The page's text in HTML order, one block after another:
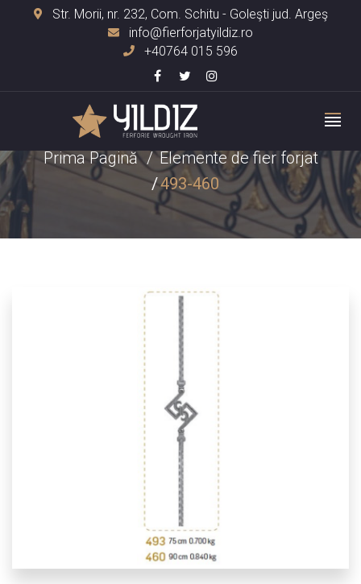
Str. Morii, nr. 232, Com. Schitu - Goleşti jud. Argeş
info@fierforjatyildiz.ro
+40764 015 596
493-460
Prima Pagină
Elemente de fier forjat
493-460